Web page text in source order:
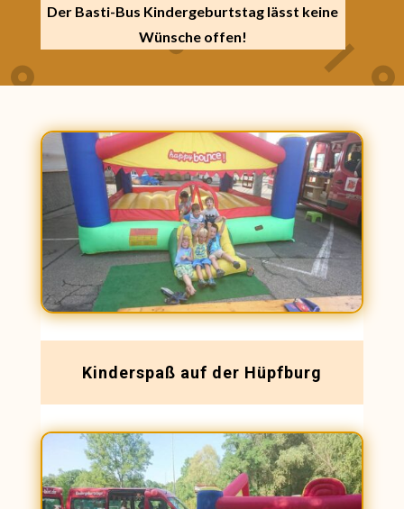
Der Basti-Bus Kindergeburtstag lässt keine
Wünsche offen!
Kinderspaß auf der Hüpfburg